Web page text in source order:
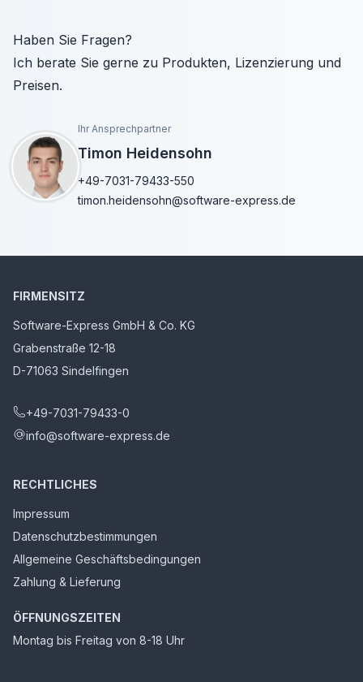
Haben Sie Fragen?
Ich berate Sie gerne zu Produkten, Lizenzierung und
Preisen.
Ihr Ansprechpartner
Timon Heidensohn
+49-7031-79433-550
timon.heidensohn@software-express.de
FIRMENSITZ
Software-Express GmbH & Co. KG
Grabenstraße 12-18
D-71063 Sindelfingen
+49-7031-79433-0
info@software-express.de
RECHTLICHES
Impressum
Datenschutzbestimmungen
Allgemeine Geschäftsbedingungen
Zahlung & Lieferung
ÖFFNUNGSZEITEN
Montag bis Freitag von 8-18 Uhr